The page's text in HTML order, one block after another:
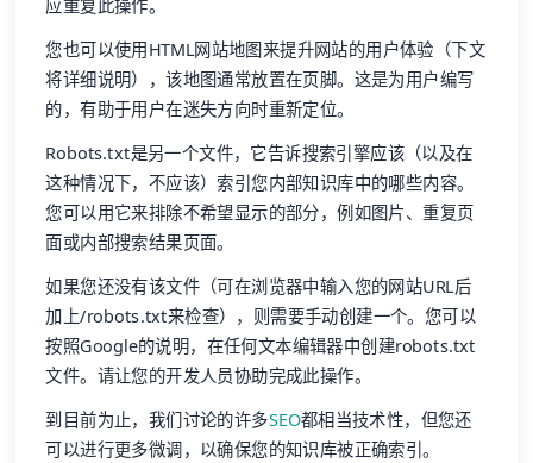
应重复此操作。
您也可以使用HTML网站地图来提升网站的用户体验（下文
将详细说明），该地图通常放置在页脚。这是为用户编写
的，有助于用户在迷失方向时重新定位。
Robots.txt是另一个文件，它告诉搜索引擎应该（以及在
这种情况下，不应该）索引您内部知识库中的哪些内容。
您可以用它来排除不希望显示的部分，例如图片、重复页
面或内部搜索结果页面。
如果您还没有该文件（可在浏览器中输入您的网站URL后
加上/robots.txt来检查），则需要手动创建一个。您可以
按照Google的说明，在任何文本编辑器中创建robots.txt
文件。请让您的开发人员协助完成此操作。
到目前为止，我们讨论的许多SEO都相当技术性，但您还
可以进行更多微调，以确保您的知识库被正确索引。